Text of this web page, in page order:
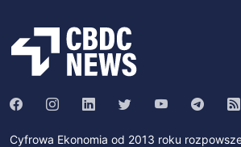
Cyfrowa Ekonomia od 2013 roku